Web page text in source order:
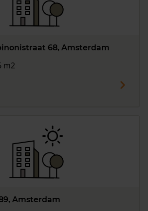
68, Amsterdam
m2
Amsterdam